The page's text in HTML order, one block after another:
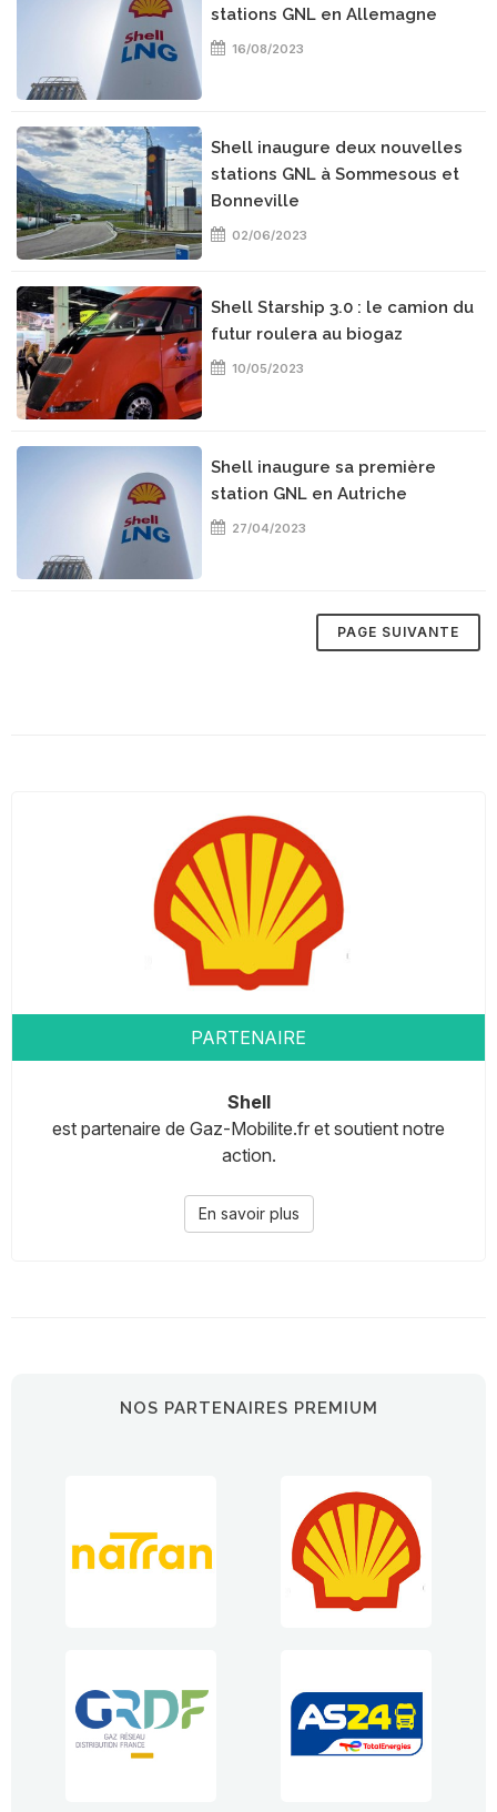
stations GNL en Allemagne
16/08/2023
Shell inaugure deux nouvelles
stations GNL à Sommesous et
Bonneville
02/06/2023
Shell Starship 3.0 : le camion du
futur roulera au biogaz
10/05/2023
Shell inaugure sa première
station GNL en Autriche
27/04/2023
PARTENAIRE
Shell
est partenaire de Gaz-Mobilite.fr et soutient notre
action.
En savoir plus
NOS PARTENAIRES PREMIUM